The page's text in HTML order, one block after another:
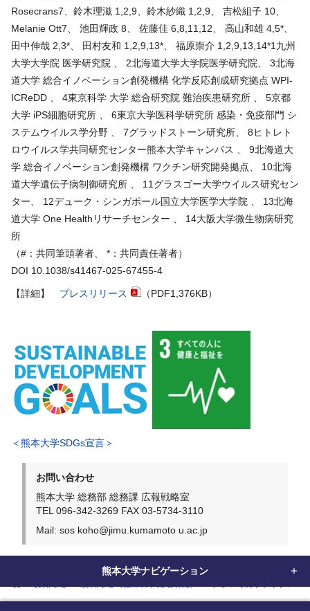
Rosecrans7、鈴木理滋 1,2,9、鈴木紗織 1,2,9、 吉松組子 10、
Melanie Ott7、 池田輝政 8、 佐藤佳 6,8,11,12、 高山和雄 4,5*、
田中伸哉 2,3*、 田村友和 1,2,9,13*、 福原崇介 1,2,9,13,14*1九州
大学大学院 医学研究院 、 2北海道大学大学院医学研究院、 3北海
道大学 総合イノベーション創発機構 化学反応創成研究拠点 WPI-
ICReDD 、 4東京科学 大学 総合研究院 難治疾患研究所 、 5京都
大学 iPS細胞研究所 、 6東京大学医科学研究所 感染・免疫部門 シ
ステムウイルス学分野 、 7グラッドストーン研究所、 8ヒトレト
ロウイルス学共同研究センター熊本大学キャンパス 、 9北海道大
学 総合イノベーション創発機構 ワクチン研究開発拠点、 10北海
道大学遺伝子病制御研究所 、 11グラスゴー大学ウイルス研究セン
ター、 12デューク・シンガポール国立大学医学大学院 、 13北海
道大学 One Healthリサーチセンター 、 14大阪大学微生物病研究
所
（#：共同筆頭著者、 *：共同責任著者）
DOI 10.1038/s41467-025-67455-4
【詳細】 プレスリリース （PDF1,376KB）
＜熊本大学SDGs宣言＞
お問い合わせ
熊本大学 総務部 総務課 広報戦略室
TEL 096-342-3269 FAX 03-5734-3110
Mail: sos koho@jimu.kumamoto u.ac.jp
熊本大学ナビゲーション